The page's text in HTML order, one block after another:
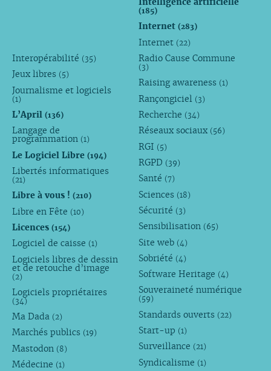
(185)
Internet(283)
Internet (22)
Interopérabilité (35)
Jeux libres (5)
Journalisme et logiciels
(1)
L’April (136)
Langage de
programmation (1)
Le Logiciel Libre (194)
Libertés informatiques
(21)
Libre à vous ! (210)
Libre en Fête (10)
Licences (154)
Logiciel de caisse (1)
Logiciels libres de dessin
et de retouche d’image
(2)
Logiciels propriétaires
(34)
Ma Dada (2)
Marchés publics (19)
Mastodon (8)
Médecine (1)
Radio Cause Commune
(3)
Raising awareness (1)
Rançongiciel (3)
Recherche (34)
Réseaux sociaux (56)
RGI (5)
RGPD (39)
Santé (7)
Sciences (18)
Sécurité (3)
Sensibilisation (65)
Site web (4)
Sobriété (4)
Software Heritage (4)
Souveraineté numérique
(59)
Standards ouverts (22)
Start-up (1)
Surveillance (21)
Syndicalisme (1)